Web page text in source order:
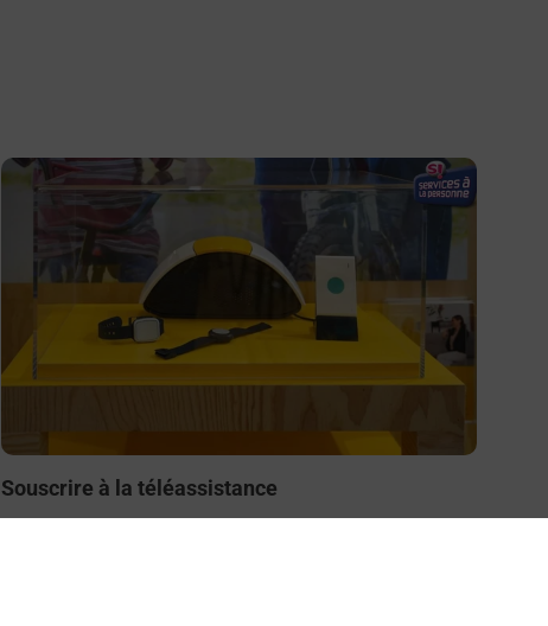
En savoir plus
Souscrire à la téléassistance